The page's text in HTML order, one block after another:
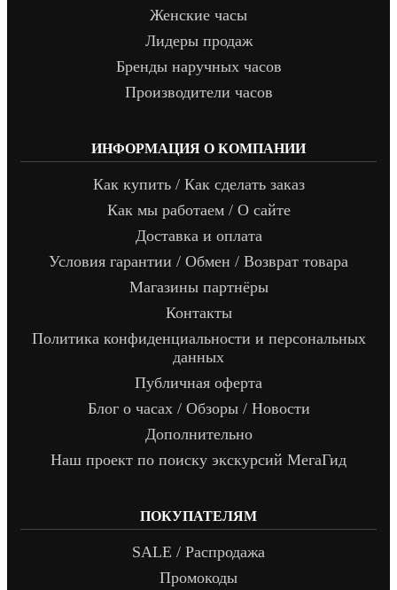
Женские часы
Лидеры продаж
Бренды наручных часов
Производители часов
ИНФОРМАЦИЯ О КОМПАНИИ
Как купить / Как сделать заказ
Как мы работаем / О сайте
Доставка и оплата
Условия гарантии / Обмен / Возврат товара
Магазины партнёры
Контакты
Политика конфиденциальности и персональных
данных
Публичная оферта
Блог о часах / Обзоры / Новости
Дополнительно
Наш проект по поиску экскурсий МегаГид
ПОКУПАТЕЛЯМ
SALE / Распродажа
Промокоды